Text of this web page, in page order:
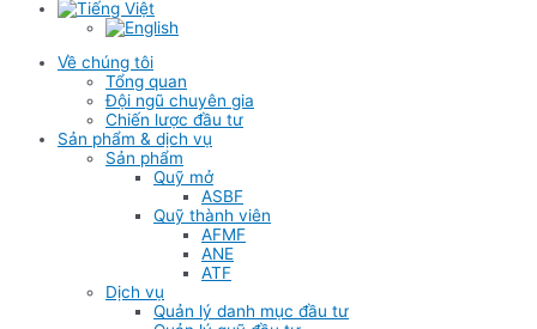
Về chúng tôi
Tổng quan
Đội ngũ chuyên gia
Chiến lược đầu tư
Sản phẩm & dịch vụ
Sản phẩm
Quỹ mở
ASBF
Quỹ thành viên
AFMF
ANE
ATF
Dịch vụ
Quản lý danh mục đầu tư